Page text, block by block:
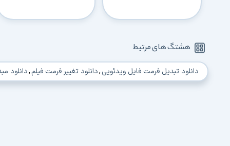
هشتگ های مرتبط
دانلود تبدیل فرمت فایل ویدئویی,دانلود تغییر فرمت فیلم,دانلود